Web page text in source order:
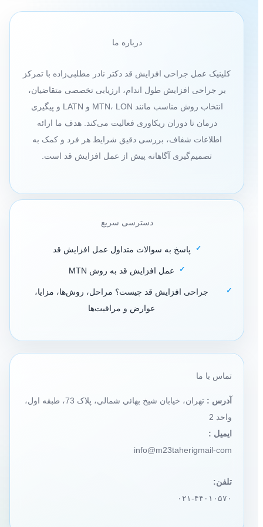
درباره ما
کلینیک عمل جراحی افزایش قد دکتر نادر مطلبی‌زاده با تمرکز
بر جراحی افزایش طول اندام، ارزیابی تخصصی متقاضیان،
انتخاب روش مناسب مانند MTN، LON و LATN و پیگیری
درمان تا دوران ریکاوری فعالیت می‌کند. هدف ما ارائه
اطلاعات شفاف، بررسی دقیق شرایط هر فرد و کمک به
تصمیم‌گیری آگاهانه پیش از عمل افزایش قد است.
دسترسی سریع
پاسخ به سوالات متداول عمل افزایش قد
عمل افزایش قد به روش MTN
جراحی افزایش قد چیست؟ مراحل، روش‌ها، مزایا،
عوارض و مراقبت‌ها
تماس با ما
آدرس :
تهران، خيابان شيخ بهائي شمالي، پلاک 73، طبقه اول،
واحد 2
ایمیل :
info@m23taherigmail-com
تلفن:
۰۲۱-۴۴۰۱۰۵۷۰